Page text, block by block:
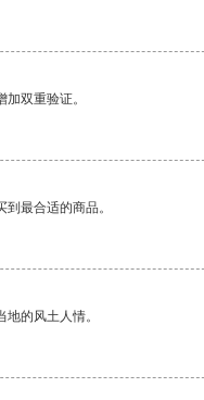
双重验证。
最合适的商品。
的风土人情。